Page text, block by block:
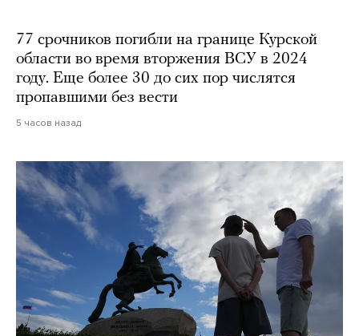
77 срочников погибли на границе Курской
области во время вторжения ВСУ в 2024
году. Еще более 30 до сих пор числятся
пропавшими без вести
5 часов назад